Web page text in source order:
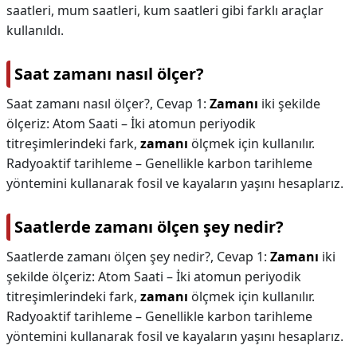
saatleri, mum saatleri, kum saatleri gibi farklı araçlar
kullanıldı.
Saat zamanı nasıl ölçer?
Saat zamanı nasıl ölçer?, Cevap 1: Zamanı iki şekilde
ölçeriz: Atom Saati – İki atomun periyodik
titreşimlerindeki fark, zamanı ölçmek için kullanılır.
Radyoaktif tarihleme – Genellikle karbon tarihleme
yöntemini kullanarak fosil ve kayaların yaşını hesaplarız.
Saatlerde zamanı ölçen şey nedir?
Saatlerde zamanı ölçen şey nedir?, Cevap 1: Zamanı iki
şekilde ölçeriz: Atom Saati – İki atomun periyodik
titreşimlerindeki fark, zamanı ölçmek için kullanılır.
Radyoaktif tarihleme – Genellikle karbon tarihleme
yöntemini kullanarak fosil ve kayaların yaşını hesaplarız.